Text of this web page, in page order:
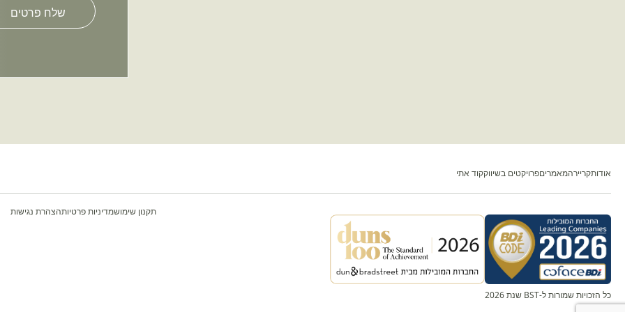
this
field
empty.
אודותקריירהמאמריםפרויקטים בשיווקקוד אתי
כל הזכויות שמורות ל-BST שנת 2026
תקנון שימושמדיניות פרטיותהצהרת נגישות